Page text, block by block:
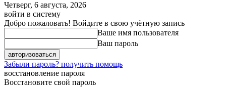
Четверг, 6 августа, 2026
войти в систему
Добро пожаловать! Войдите в свою учётную запись
Ваше имя пользователя
Ваш пароль
Забыли пароль? получить помощь
восстановление пароля
Восстановите свой пароль